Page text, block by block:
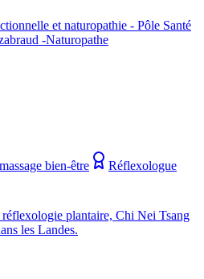
et naturopathie - Pôle Santé
-Naturopathe
bien-être
Réflexologue
plantaire, Chi Nei Tsang
les Landes.